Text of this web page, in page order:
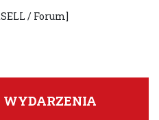
/ Forum]
WYDARZENIA